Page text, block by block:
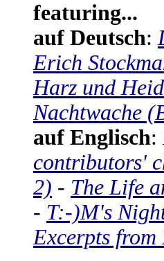
featuring...
auf Deutsch:
Erich
Harz und
Nachtwache
auf Englisch:
contributors'
2) - The Life
- T:-)M's
Excerpts from